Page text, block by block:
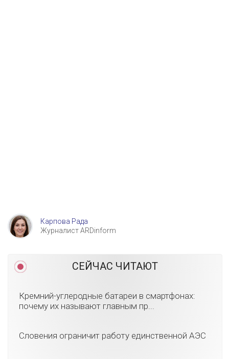
Карпова Рада
Журналист ARDinform
СЕЙЧАС ЧИТАЮТ
Кремний-углеродные батареи в смартфонах:
почему их называют главным пр...
Словения ограничит работу единственной АЭС